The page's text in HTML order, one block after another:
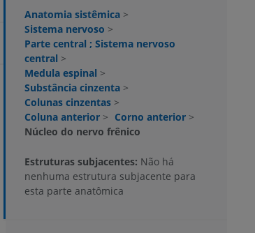
Anatomia sistêmica >
Sistema nervoso >
Parte central ; Sistema nervoso
central >
Medula espinal >
Substância cinzenta >
Colunas cinzentas >
Coluna anterior > Corno anterior >
Núcleo do nervo frênico
Estruturas subjacentes: Não há
nenhuma estrutura subjacente para
esta parte anatômica